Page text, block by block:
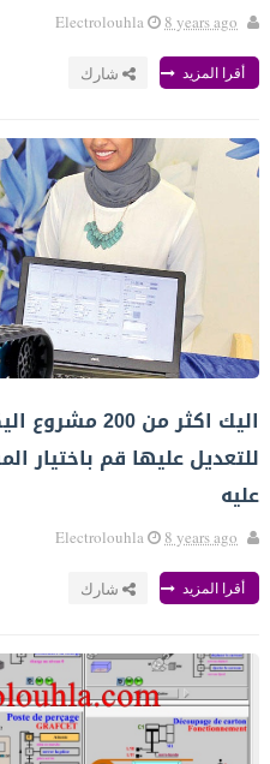
Electrolouhla 8 years ago
أقرا المزيد شارك
اليك اكثر من
للتعديل عليها قم باختيار
عليه
Electrolouhla 8 years ago
أقرا المزيد شارك